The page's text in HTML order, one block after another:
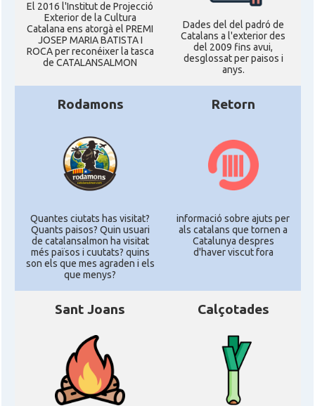
El 2016 l'Institut de Projecció
Exterior de la Cultura
Catalana ens atorgà el PREMI
JOSEP MARIA BATISTA I
ROCA per reconéixer la tasca
de CATALANSALMON
Dades del del padró de
Catalans a l'exterior des
del 2009 fins avui,
desglossat per paisos i
anys.
Rodamons
Quantes ciutats has visitat?
Quants paisos? Quin usuari
de catalansalmon ha visitat
més països i cuutats? quins
son els que mes agraden i els
que menys?
Retorn
informació sobre ajuts per
als catalans que tornen a
Catalunya despres
d'haver viscut fora
Sant Joans Calçotades